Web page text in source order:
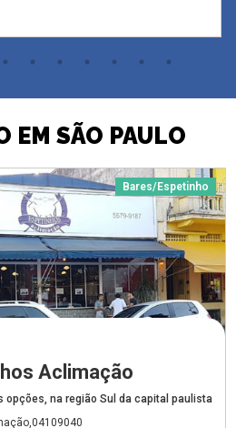
EM SÃO PAULO
Bares/Espetinho
Aclimação
na região Sul da capital paulista